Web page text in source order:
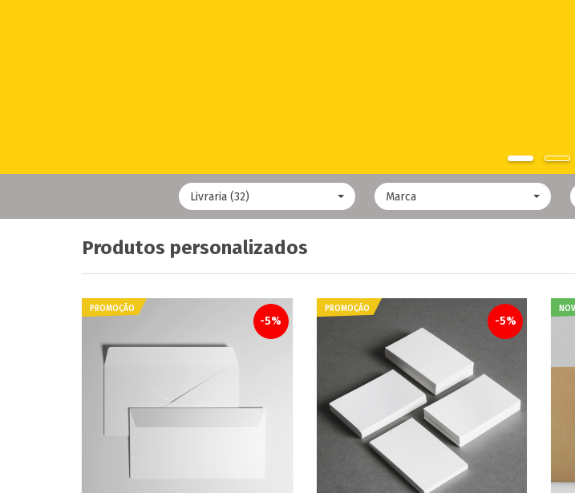
Livraria (32) Marca
Produtos personalizados
PROMOÇÃO
-5%
PROMOÇÃO
-5%